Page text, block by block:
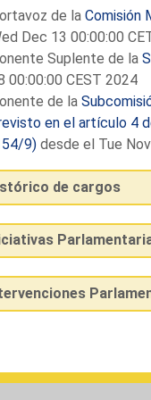
de la Comisión
Dec 13 00:00:00
Suplente de la
00:00:00 CEST 2024
de la
en el artículo 4
9)desde el Tue
de cargos